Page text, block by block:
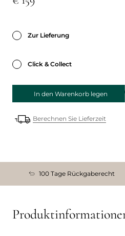
Zur Lieferung
Click & Collect
In den Warenkorb legen
Berechnen Sie Lieferzeit
100 Tage Rückgaberecht